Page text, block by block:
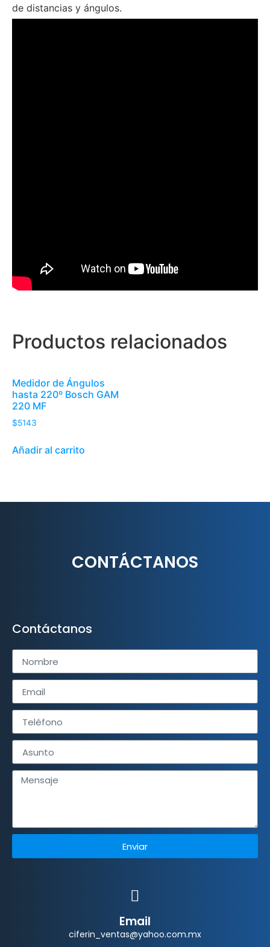
de distancias y ángulos.
Productos relacionados
Medidor de Ángulos
hasta 220º Bosch GAM
220 MF
$5143
Añadir al carrito
CONTÁCTANOS
Contáctanos
Enviar
Email
ciferin_ventas@yahoo.com.mx